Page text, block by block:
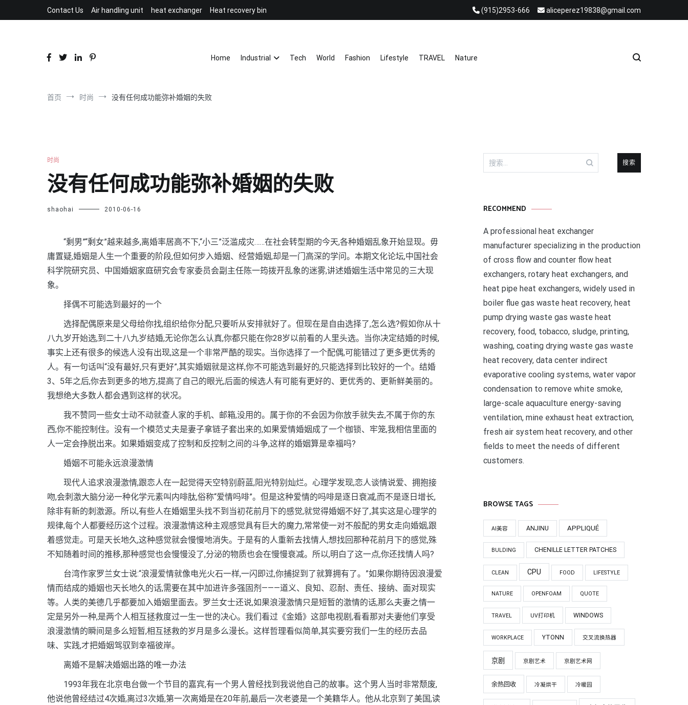
到
Contact Us Air handling unit heat exchanger Heat recovery bin (915)2953-666 aliceperez19838@gmail.com
Home
Industrial Tech World Fashion Lifestyle TRAVEL Nature
首页 时尚 没有任何成功能弥补婚姻的失败
时尚
没有任何成功能弥补婚姻的失败
shaohai 2010-06-16
“剩男”“剩女”越来越多,离婚率居高不下,“小三”泛滥成灾……在社会转型期的今天,各种婚姻乱象开始显现。毋
庸置疑,婚姻是人生一个重要的阶段,但如何步入婚姻、经营婚姻,却是一门高深的学问。本期文化论坛,中国社会
科学院研究员、中国婚姻家庭研究会专家委员会副主任陈一筠拨开乱象的迷雾,讲述婚姻生活中常见的三大现
象。
择偶不可能选到最好的一个
选择配偶原来是父母给你找,组织给你分配,只要听从安排就好了。但现在是自由选择了,怎么选?假如你从十
八九岁开始选,到二十八九岁结婚,无论你怎么认真,你都只能在你28岁以前看的人里头选。当你决定结婚的时候,
事实上还有很多的候选人没有出现,这是一个非常严酷的现实。当你选择了一个配偶,可能错过了更多更优秀的
人。有一句话叫“没有最好,只有更好”,其实婚姻就是这样,你不可能选到最好的,只能选择到比较好的一个。结婚
3、5年之后,你去到更多的地方,提高了自己的眼光,后面的候选人有可能有更好的、更优秀的、更新鲜美丽的。
我想绝大多数人都会遇到这样的状况。
我不赞同一些女士动不动就查人家的手机、邮箱,没用的。属于你的不会因为你放手就失去,不属于你的东
西,你不能控制住。没有一个模范丈夫是妻子拿链子套出来的,如果爱情婚姻成了一个枷锁、牢笼,我相信里面的
人一定会挣脱出来。如果婚姻变成了控制和反控制之间的斗争,这样的婚姻算是幸福吗?
婚姻不可能永远浪漫激情
现代人追求浪漫激情,跟恋人在一起觉得天空特别蔚蓝,阳光特别灿烂。心理学发现,恋人谈情说爱、拥抱接
吻,会刺激大脑分泌一种化学元素叫内啡肽,俗称“爱情吗啡”。但是这种爱情的吗啡是逐日衰减,而不是逐日增长,
除非有新的刺激源。所以,有些人在婚姻里头找不到当初花前月下的感觉,就觉得婚姻不好了,其实这是心理学的
规律,每个人都要经历这个过程。浪漫激情这种主观感觉具有巨大的魔力,常常使一对不般配的男女走向婚姻,跟
着感觉走。可是天长地久,这种感觉就会慢慢地消失。于是有的人重新去找情人,想找回那种花前月下的感觉,殊
不知随着时间的推移,那种感觉也会慢慢没了,分泌的物质也会在慢慢衰减。所以,明白了这一点,你还找情人吗?
台湾作家罗兰女士说:“浪漫爱情就像电光火石一样,一闪即过,你捕捉到了就算拥有了。”如果你期待因浪漫爱
情而结成的婚姻也天长地久的话,需要在其中加进许多强固剂———道义、良知、忍耐、责任、接纳、面对现实
等。人类的美德几乎都要加入婚姻里面去。罗兰女士还说,如果浪漫激情只是短暂的激情的话,那么夫妻之情一
定是另外一种,是两个人相互拯救度过一生一世的决心。我们看过《金婚》这部电视剧,看看那对夫妻他们享受
浪漫激情的瞬间是多么短暂,相互拯救的岁月是多么漫长。这样哲理看似简单,其实要穷我们一生的经历去品
味、实践,才把婚姻驾驭到幸福彼岸。
离婚不是解决婚姻出路的唯一办法
1993年我在北京电台做一个节目的嘉宾,有一个男人曾经找到我说他自己的故事。这个男人当时非常颓废,
他说他曾经结过4次婚,离过3次婚,第一次离婚是在20年前,最后一次老婆是一个美籍华人。他从北京到了美国,读
搜
索：
RECOMMEND
A professional heat exchanger
manufacturer specializing in the production
of cross flow and counter flow heat
exchangers, rotary heat exchangers, and
heat pipe heat exchangers, widely used in
boiler flue gas waste heat recovery, heat
pump drying waste gas waste heat
recovery, food, tobacco, sludge, printing,
washing, coating drying waste gas waste
heat recovery, data center indirect
evaporative cooling systems, water vapor
condensation to remove white smoke,
large-scale aquaculture energy-saving
ventilation, mine exhaust heat extraction,
fresh air system heat recovery, and other
fields to meet the needs of different
customers.
BROWSE TAGS
AI美容 ANJINU APPLIQUÉ
BULDING CHENILLE LETTER PATCHES
CLEAN CPU FOOD LIFESTYLE
NATURE OPENFOAM QUOTE
TRAVEL UV打印机 WINDOWS
WORKPLACE YTONN 交叉流换热器
京剧 京剧艺术 京剧艺术网
余热回收 冷凝烘干 冷暖园